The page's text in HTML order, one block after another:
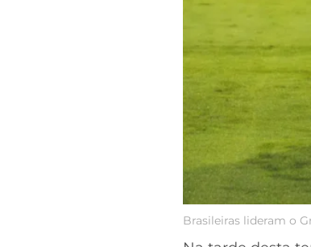
Brasileiras lideram o